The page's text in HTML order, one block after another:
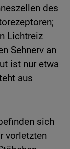
des
Lichtreiz
Sehnerv an
ist nur etwa
aus
sich
vorletzten